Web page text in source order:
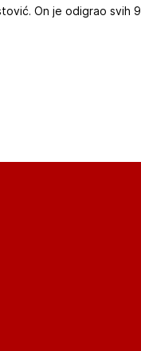
On je odigrao svih